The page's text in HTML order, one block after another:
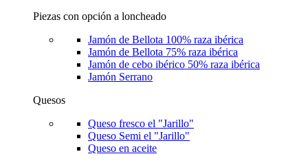
Piezas con opción a loncheado
Jamón de Bellota 100% raza ibérica
Jamón de Bellota 75% raza ibérica
Jamón de cebo ibérico 50% raza ibérica
Jamón Serrano
Quesos
Queso fresco el "Jarillo"
Queso Semi el "Jarillo"
Queso en aceite